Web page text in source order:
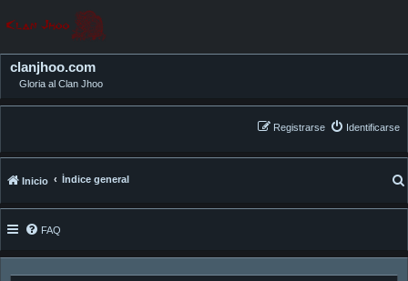
clanjhoo.com
Gloria al Clan Jhoo
Identificarse
Registrarse
Inicio Índice general
FAQ